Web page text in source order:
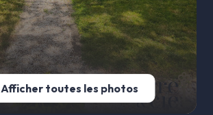
Afficher toutes les photos